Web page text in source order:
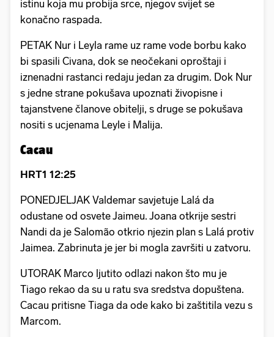
istinu koja mu probija srce, njegov svijet se
konačno raspada.
PETAK Nur i Leyla rame uz rame vode borbu kako
bi spasili Civana, dok se neočekani oproštaji i
iznenadni rastanci redaju jedan za drugim. Dok Nur
s jedne strane pokušava upoznati živopisne i
tajanstvene članove obitelji, s druge se pokušava
nositi s ucjenama Leyle i Malija.
Cacau
HRT1 12:25
PONEDJELJAK Valdemar savjetuje Lalá da
odustane od osvete Jaimeu. Joana otkrije sestri
Nandi da je Salomão otkrio njezin plan s Lalá protiv
Jaimea. Zabrinuta je jer bi mogla završiti u zatvoru.
UTORAK Marco ljutito odlazi nakon što mu je
Tiago rekao da su u ratu sva sredstva dopuštena.
Cacau pritisne Tiaga da ode kako bi zaštitila vezu s
Marcom.